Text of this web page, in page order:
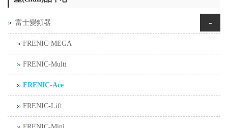
富士變頻器 -
FRENIC-MEGA
FRENIC-Multi
FRENIC-Ace
FRENIC-Lift